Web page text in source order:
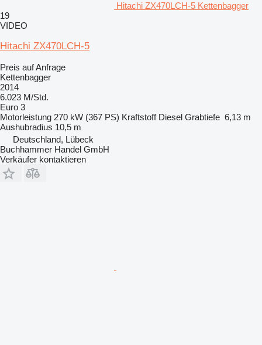
Hitachi ZX470LCH-5 Kettenbagger
19
VIDEO
Hitachi ZX470LCH-5
Preis auf Anfrage
Kettenbagger
2014
6.023 M/Std.
Euro 3
Motorleistung 270 kW (367 PS) Kraftstoff Diesel Grabtiefe 6,13 m
Aushubradius 10,5 m
Deutschland, Lübeck
Buchhammer Handel GmbH
Verkäufer kontaktieren